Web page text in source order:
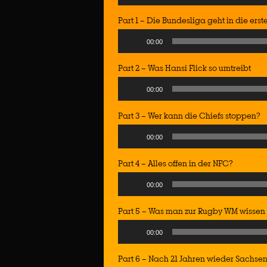
Player
Part 1 – Die Bundesliga geht in die
Player
00:00
Part 2 – Was Hansi Flick so umtreibt
Player
00:00
Part 3 – Wer kann die Chiefs stoppen?
Player
00:00
Part 4 – Alles offen in der NFC?
Player
00:00
Part 5 – Was man zur Rugby WM wissen
Player
00:00
Part 6 – Nach 21 Jahren wieder